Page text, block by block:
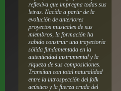
reflexiva que impregna todas sus
letras. Nacida a partir de la
evolución de anteriores
proyectos musicales de sus
miembros, la formación ha
sabido construir una trayectoria
sólida fundamentada en la
autenticidad instrumental y la
riqueza de sus composiciones.
Transitan con total naturalidad
entre la introspección del folk
acústico y la fuerza cruda del